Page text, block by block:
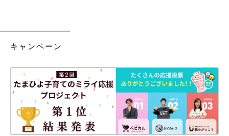
藤岡
：次男を妊娠した時は、長男の時とは病院を変えました。台
から、その間に長男をベビーシッターに預けなければならず、同
じく促進剤による計画出産を選びました。
その病院では、分娩台に移る前に、看護師さんが一緒にいきむ練
習をしてくれたので、それがとてもありがたかったですね。産道
に腕を入れて赤ちゃんの頭を触り、降り具合を確かめつつ、私の
おなかを触って正しくいきめているかも確認してくれました。
キャンペーン